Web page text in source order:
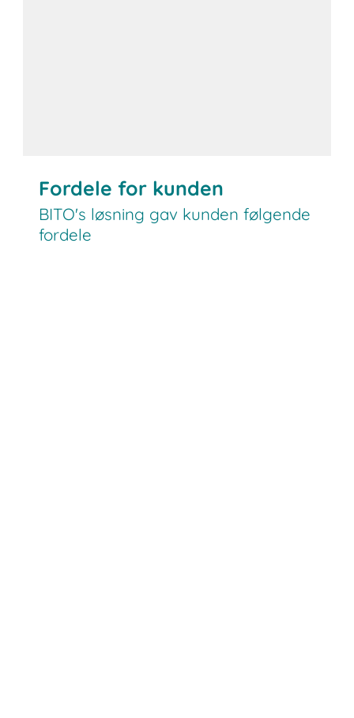
Fordele for kunden
BITO's løsning gav kunden følgende
fordele